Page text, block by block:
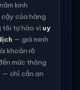
kinh
cậy của hàng
tôi tự hào vì uy
— giá minh
khoản rõ
mức thông
— chỉ cần an